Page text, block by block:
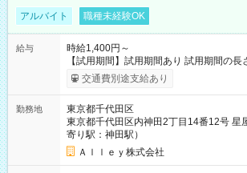
アルバイト 職種未経験OK
給与
時給1,400円～
【試用期間】試用期間あり 試用期間の
給与は本採用時と同じです。
交通費別途支給あり
勤務地
東京都千代田区
東京都千代田区内神田2丁目14番12号 星
寄り駅：神田駅）
Ａｌｌｅｙ株式会社